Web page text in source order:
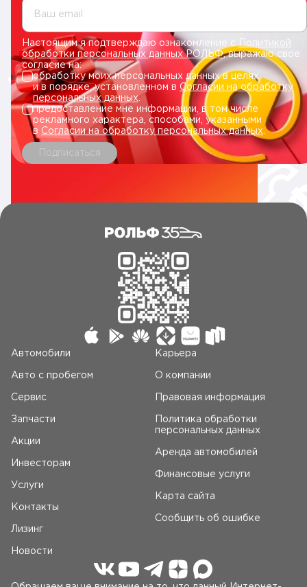
Ваш email
Настоящим я подтверждаю ознакомление сПолитикой
обработки персональных данных РОЛЬФ, выражаю свое
согласие на:
обработку моих персональных данных в целях
и в порядке, установленном в Согласии на обработку
персональных данных.
предоставление мне информации, в том числе
рекламного характера, способами, указанными
в Согласии на обработку персональных данных
Подписаться
Автомобили
Авто c пробегом
Сервис
Запчасти
Акции
Инвесторам
Услуги
Контакты
Лизинг
Новости
Карьера
О компании
Правовая информация
Политика обработки
персональных данных
Аренда автомобилей
Финансовые услуги
Карта сайта
Сообщить об ошибке